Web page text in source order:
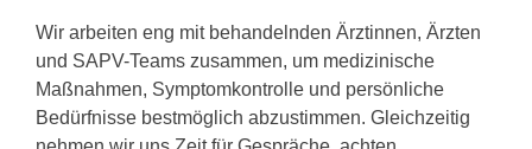
Wir arbeiten eng mit behandelnden Ärztinnen, Ärzten
und SAPV-Teams zusammen, um medizinische
Maßnahmen, Symptomkontrolle und persönliche
Bedürfnisse bestmöglich abzustimmen. Gleichzeitig